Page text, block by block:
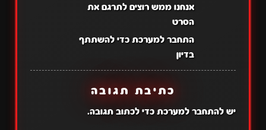
אנחנו ממש רוצים לתרגם את
הסרט
התחבר למערכת כדי להשתתף
בדיון
כתיבת תגובה
יש להתחבר למערכתכדי לכתוב תגובה.